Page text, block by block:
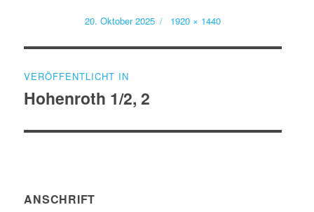
Veröffentlicht
20. Oktober 2025
Volle
1920 × 1440
VERÖFFENTLICHT IN
Hohenroth 1/2, 2
ANSCHRIFT